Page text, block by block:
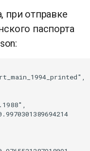
при отправке
паспорта